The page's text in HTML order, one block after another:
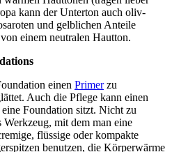
kann der Unterton auch oliv-
und gelblichen Anteile
einem neutralen Hautton.
einen Primerzu
Auch die Pflege kann einen
Foundation sitzt. Nicht zu
Werkzeug, mit dem man eine
flüssige oder kompakte
benutzen, die Körperwärme